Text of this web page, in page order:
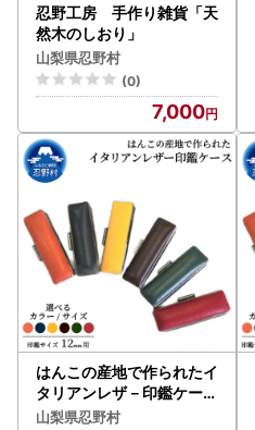
忍野工房 手作り雑貨「天
然木のしおり」
山梨県忍野村
(0)
7,000
はんこの産地で作られたイ
タリアンレザ－印鑑ケース
12mm用
山梨県忍野村